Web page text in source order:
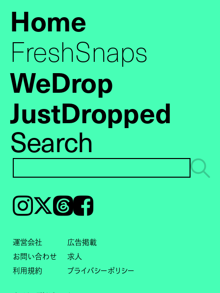
Home
FreshSnaps
WeDrop
JustDropped
Search
Instagram𝕏ThreadsFacebook
運営会社
広告掲載
お問い合わせ
求人
利用規約
プライバシーポリシー